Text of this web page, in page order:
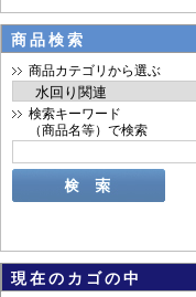
商品検索
商品カテゴリから選ぶ
検索キーワード
（商品名等）で検索
現在のカゴの中